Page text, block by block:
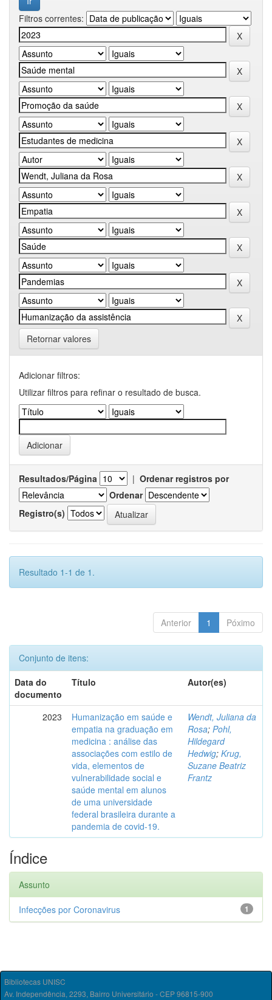
Filtros correntes:
Retornar valores
Adicionar filtros:
Utilizar filtros para refinar o resultado de busca.
Resultados/Página | Ordenar registros por
Ordenar
Registro(s)
Resultado 1-1 de 1.
Anterior 1 Póximo
Conjunto de itens:
Data do
documento
Título Autor(es)
2023
Humanização em saúde e
empatia na graduação em
medicina : análise das
associações com estilo de
vida, elementos de
vulnerabilidade social e
saúde mental em alunos
de uma universidade
federal brasileira durante a
pandemia de covid-19.
Wendt, Juliana da
Rosa; Pohl,
Hildegard
Hedwig; Krug,
Suzane Beatriz
Frantz
Índice
Assunto
1
Infecções por Coronavirus
Bibliotecas UNISC
Av. Independência, 2293, Bairro Universitário - CEP 96815-900